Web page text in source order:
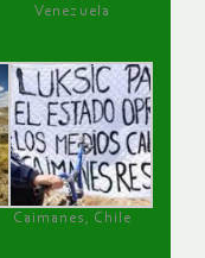
Venezuela
Caimanes, Chile